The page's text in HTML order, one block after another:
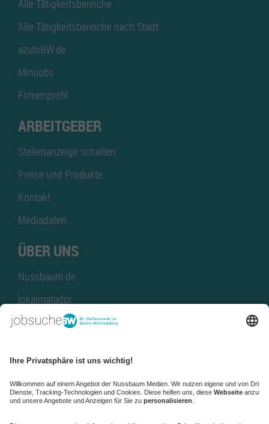
Alle Tätigkeitsbereiche
Alle Tätigkeitsbereiche nach Stadt
azubiBW.de
Minijobs
Firmenprofil
ARBEITGEBER
Stellenanzeige schalten
Preise und Produkte
Kontakt
Mediadaten
ÜBER UNS
Nussbaum.de
lokalmatador
kaufinBW
NussbaumID
Nussbaum Medien